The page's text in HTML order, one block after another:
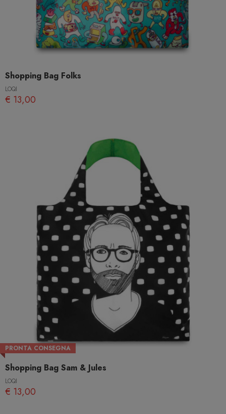
Shopping Bag Folks
LOQI
€ 13,00
PRONTA CONSEGNA
Shopping Bag Sam & Jules
LOQI
€ 13,00